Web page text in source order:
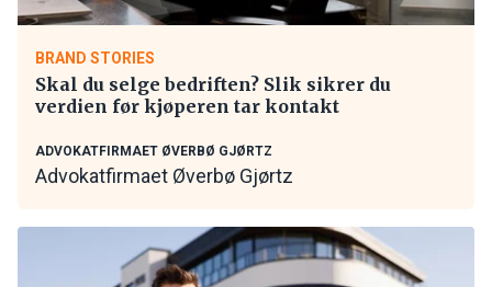
BRAND STORIES
Skal du selge bedriften? Slik sikrer du
verdien før kjøperen tar kontakt
ADVOKATFIRMAET ØVERBØ GJØRTZ
Advokatfirmaet Øverbø Gjørtz